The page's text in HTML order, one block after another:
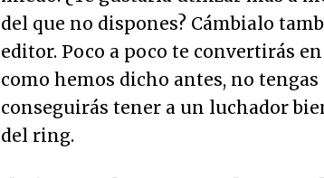
del que no dispones? Cámbialo
editor. Poco a poco te convertirás
como hemos dicho antes, no
conseguirás tener a un luchador
del ring.